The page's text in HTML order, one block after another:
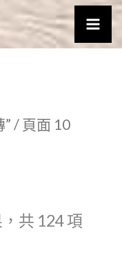
/ 頁面 10
共 124 項